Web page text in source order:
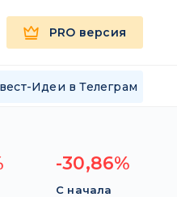
PRO версия
Идеи в Телеграм
-30,86%
С начала